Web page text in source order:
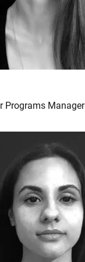
Programs Manager